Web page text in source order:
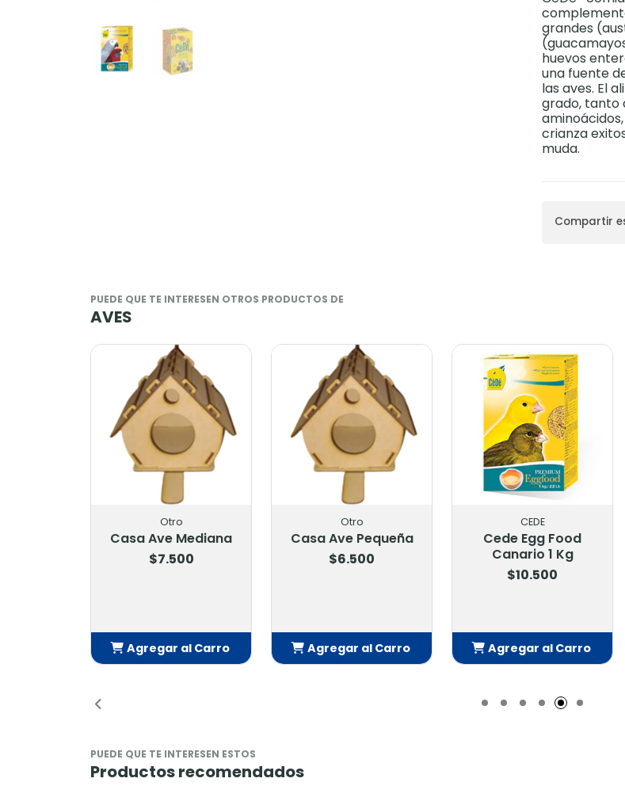
grandes
huevos
una fuente
las aves. El
grado, tanto
crianza
muda.
Compartir
PUEDE QUE TE INTERESEN OTROS PRODUCTOS DE
AVES
Otro
Casa Ave Mediana
$7.500
Agregar al Carro
Otro
Casa Ave Pequeña
$6.500
Agregar al Carro
CEDE
Cede Egg Food
Canario 1 Kg
$10.500
Agregar al Carro
PUEDE QUE TE INTERESEN ESTOS
Productos recomendados